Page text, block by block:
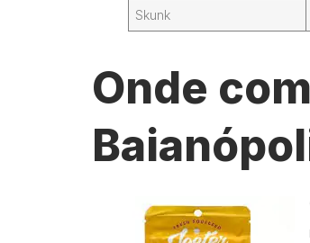
Skunk
Onde